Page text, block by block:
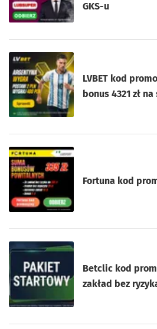
GKS-u
LVBET kod
bonus 4321 zł
Fortuna kod
Betclic kod
zakład bez